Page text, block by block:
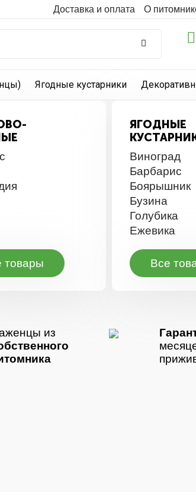
Доставка и оплата О
Ягодные кустарники
товары
ЯГОДНЫЕ
Виноград
Барбарис
Боярышник
Бузина
Голубика
Ежевика
Все
из